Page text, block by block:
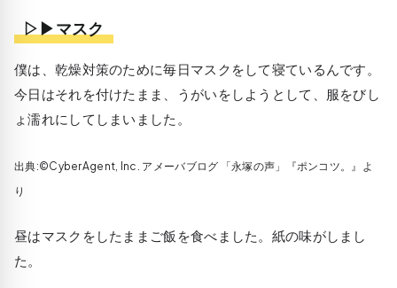
▷▶マスク
僕は、乾燥対策のために毎日マスクをして寝ているんです。
今日はそれを付けたまま、うがいをしようとして、服をびし
ょ濡れにしてしまいました。
出典:©CyberAgent, Inc. アメーバブログ 「永塚の声」『ポンコツ。』よ
り
昼はマスクをしたままご飯を食べました。紙の味がしまし
た。